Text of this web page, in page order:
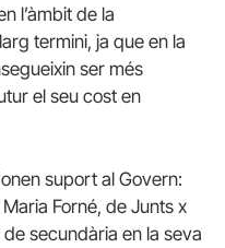
l’àmbit de la
termini, ja que en la
ser més
el seu cost en
suport al Govern:
Forné, de Junts x
secundària en la seva